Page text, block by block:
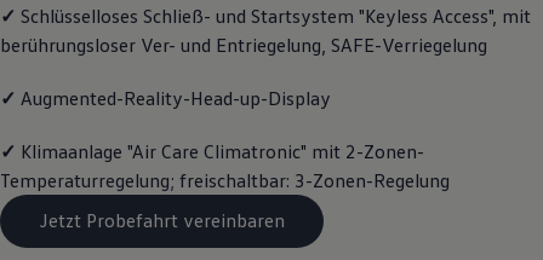
Transport
Familie
Elektromobilität
Pannen- und Unfallhilfe
✓ Schlüsselloses Schließ- und Startsystem "Keyless Access", mit
berührungsloser Ver- und Entriegelung, SAFE-Verriegelung
✓ Augmented-Reality-Head-up-Display
✓ Klimaanlage "Air Care Climatronic" mit 2-Zonen-
Temperaturregelung; freischaltbar: 3-Zonen-Regelung
Jetzt Probefahrt vereinbaren